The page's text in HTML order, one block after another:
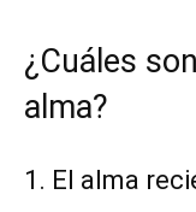
¿Cuáles
alma?
1. El alma